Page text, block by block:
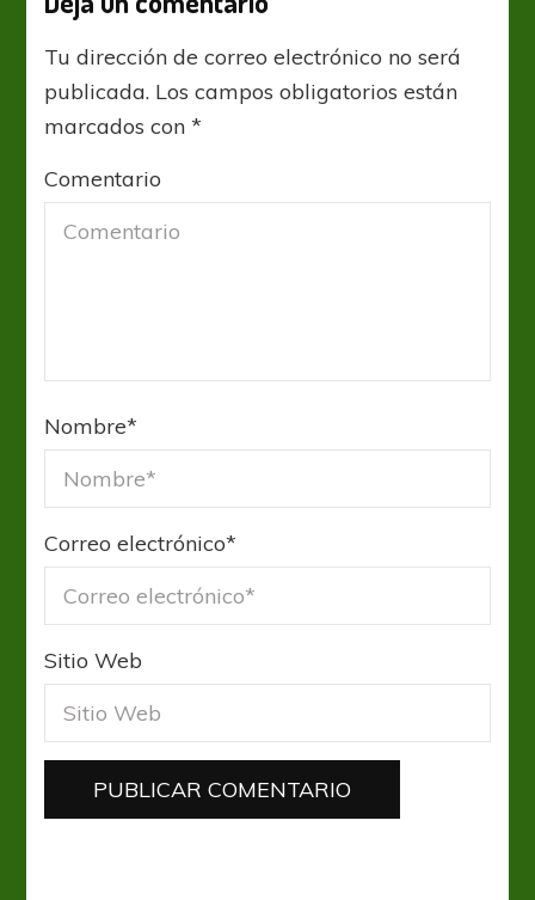
Tu dirección de correo electrónico no será
publicada. Los campos obligatorios están
marcados con*
Comentario
Nombre*
Correo electrónico*
Sitio Web